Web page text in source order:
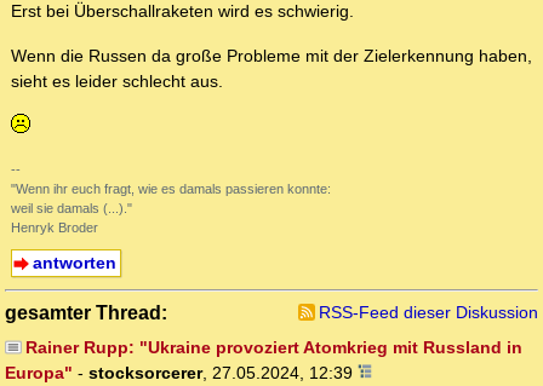
Erst bei Überschallraketen wird es schwierig.
Wenn die Russen da große Probleme mit der Zielerkennung haben,
sieht es leider schlecht aus.
--
"Wenn ihr euch fragt, wie es damals passieren konnte:
weil sie damals (...)."
Henryk Broder
antworten
gesamter Thread:
RSS-Feed dieser Diskussion
Rainer Rupp: "Ukraine provoziert Atomkrieg mit Russland in
Europa" - stocksorcerer, 27.05.2024, 12:39